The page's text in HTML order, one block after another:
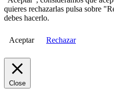
quieres rechazarlas pulsa sobre
debes hacerlo.
Aceptar Rechazar
Close